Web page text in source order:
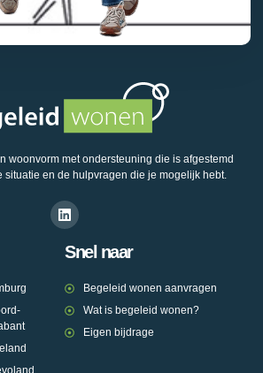
woonvorm met ondersteuning die is afgestemd
situatie en de hulpvragen die je mogelijk hebt.
Snel naar
Begeleid wonen aanvragen
Wat is begeleid wonen?
Eigen bijdrage